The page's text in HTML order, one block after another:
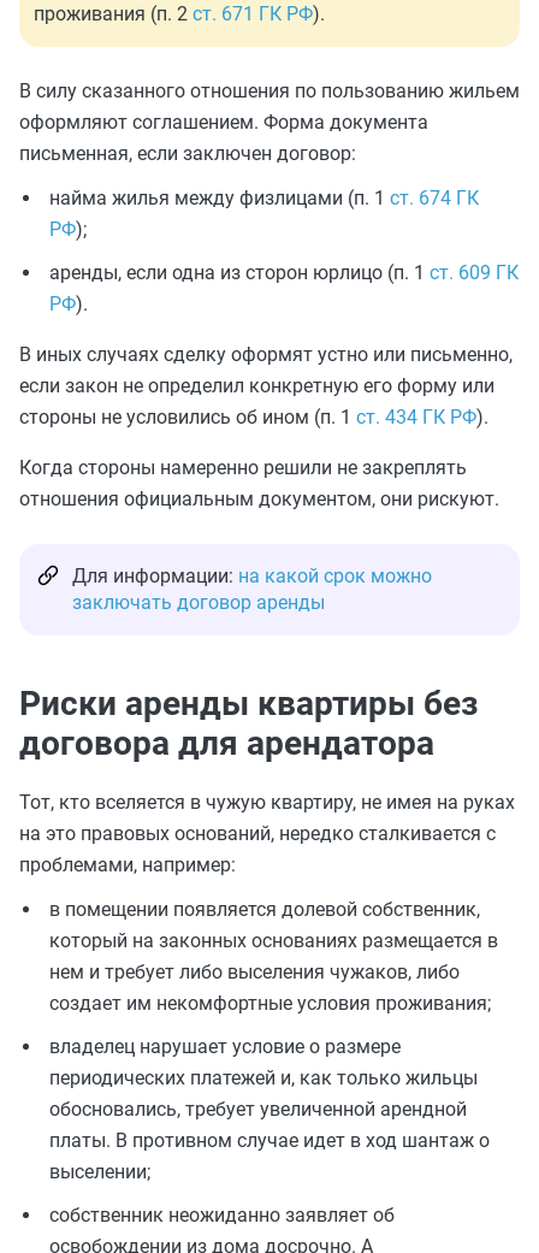
проживания (п. 2 ст. 671 ГК РФ).
В силу сказанного отношения по пользованию жильем
оформляют соглашением. Форма документа
письменная, если заключен договор:
найма жилья между физлицами (п. 1 ст. 674 ГК
РФ);
аренды, если одна из сторон юрлицо (п. 1 ст. 609 ГК
РФ).
В иных случаях сделку оформят устно или письменно,
если закон не определил конкретную его форму или
стороны не условились об ином (п. 1 ст. 434 ГК РФ).
Когда стороны намеренно решили не закреплять
отношения официальным документом, они рискуют.
Для информации: на какой срок можно
заключать договор аренды
Риски аренды квартиры без
договора для арендатора
Тот, кто вселяется в чужую квартиру, не имея на руках
на это правовых оснований, нередко сталкивается с
проблемами, например:
в помещении появляется долевой собственник,
который на законных основаниях размещается в
нем и требует либо выселения чужаков, либо
создает им некомфортные условия проживания;
владелец нарушает условие о размере
периодических платежей и, как только жильцы
обосновались, требует увеличенной арендной
платы. В противном случае идет в ход шантаж о
выселении;
собственник неожиданно заявляет об
освобождении из дома досрочно. А